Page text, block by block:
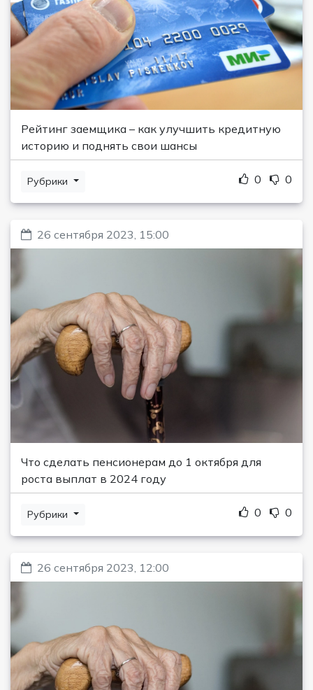
Рейтинг заемщика – как улучшить кредитную
историю и поднять свои шансы
Рубрики 0 0
26 сентября 2023, 15:00
Что сделать пенсионерам до 1 октября для
роста выплат в 2024 году
Рубрики 0 0
26 сентября 2023, 12:00